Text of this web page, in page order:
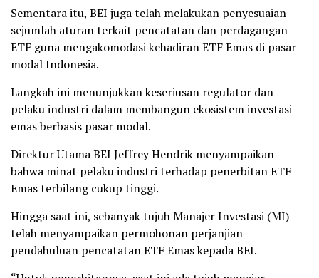
Sementara itu, BEI juga telah melakukan penyesuaian
sejumlah aturan terkait pencatatan dan perdagangan
ETF guna mengakomodasi kehadiran ETF Emas di pasar
modal Indonesia.
Langkah ini menunjukkan keseriusan regulator dan
pelaku industri dalam membangun ekosistem investasi
emas berbasis pasar modal.
Direktur Utama BEI Jeffrey Hendrik menyampaikan
bahwa minat pelaku industri terhadap penerbitan ETF
Emas terbilang cukup tinggi.
Hingga saat ini, sebanyak tujuh Manajer Investasi (MI)
telah menyampaikan permohonan perjanjian
pendahuluan pencatatan ETF Emas kepada BEI.